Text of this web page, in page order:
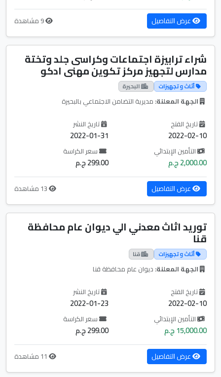
عرض التفاصيل
شراء ترابيزة اجتماعات وكراسى جلد وتختة
مدارس لتجهيز مركز تكوين مهنى ادكو
أثاث و تجهيزات البحيرة
الجهة المعلنة: مديرية التضامن الاجتماعي بالبحيرة
تاريخ الفتح
2022-02-10
تاريخ النشر
2022-01-31
التأمين الإبتدائي
2,000.00 ج.م
سعر الكراسة
299.00 ج.م
عرض التفاصيل
توريد اثاث معدني الي ديوان عام محافظة
قنا
أثاث و تجهيزات قنا
الجهة المعلنة: ديوان عام محافظة قنا
تاريخ الفتح
2022-02-10
تاريخ النشر
2022-01-23
التأمين الإبتدائي
15,000.00 ج.م
سعر الكراسة
299.00 ج.م
عرض التفاصيل